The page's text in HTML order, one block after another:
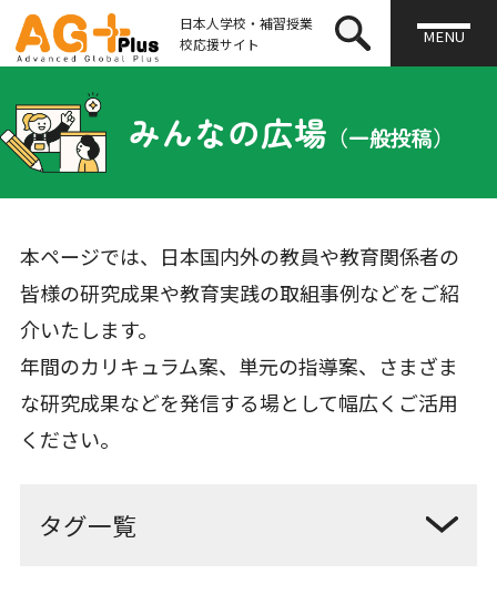
日本人学校・補習授業
校応援サイト
MENU
みんなの広場 （一般投稿）
本ページでは、日本国内外の教員や教育関係者の
皆様の研究成果や教育実践の取組事例などをご紹
介いたします。
年間のカリキュラム案、単元の指導案、さまざま
な研究成果などを発信する場として幅広くご活用
ください。